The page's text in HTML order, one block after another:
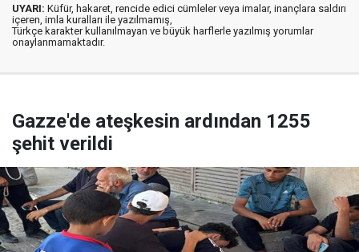
UYARI: Küfür, hakaret, rencide edici cümleler veya imalar, inançlara saldırı
içeren, imla kuralları ile yazılmamış,
Türkçe karakter kullanılmayan ve büyük harflerle yazılmış yorumlar
onaylanmamaktadır.
Gazze'de ateşkesin ardından 1255
şehit verildi